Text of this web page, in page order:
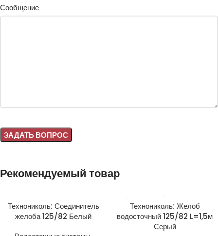
Сообщение
Рекомендуемый товар
Технониколь: Соединитель
желоба 125/82 Белый
Технониколь: Желоб
водосточный 125/82 L=1,5м
Серый